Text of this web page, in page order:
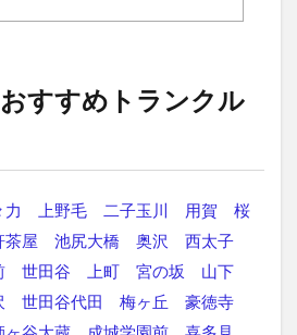
すすめトランクル
力 上野毛 二子玉川 用賀
桜
茶屋 池尻大橋 奥沢
西太子
世田谷 上町 宮の坂
山下
世田谷代田 梅ヶ丘
豪徳寺